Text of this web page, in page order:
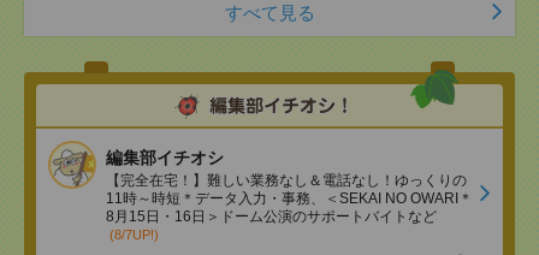
すべて見る
編集部イチオシ
【完全在宅！】難しい業務なし＆電話なし！ゆっくりの
11時～時短＊データ入力・事務、＜SEKAI NO OWARI＊
8月15日・16日＞ドーム公演のサポートバイトなど
(8/7UP!)